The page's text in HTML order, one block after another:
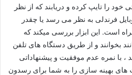
خود را تایپ کرده و دریابند که از نظر
فرندلی به نظر می رسد یا چقدر
است. این ابزار بررسی میکند که
بخوانند و از طریق دستگاه های تلفن
، با نمره عدم موفقیت و پیشنهاداتی
های بهینه سازی را به شما برای رسدون